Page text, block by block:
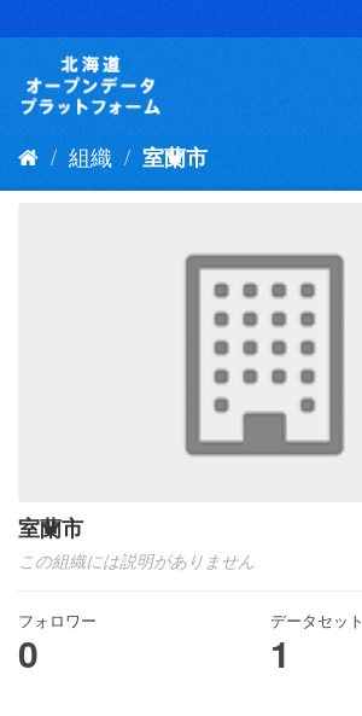
キ
組織 室蘭市
室蘭市
この組織には説明がありません
フォロワー
0
データセット
1